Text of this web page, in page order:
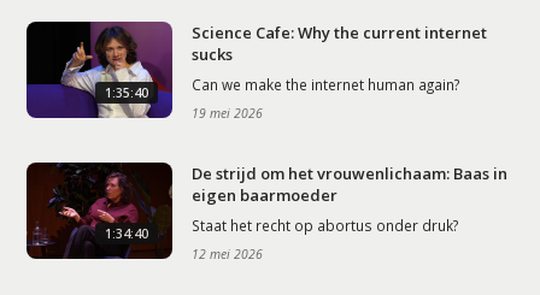
1:35:40
Science Cafe: Why the current internet
sucks
Can we make the internet human again?
19 mei 2026
1:34:40
De strijd om het vrouwenlichaam: Baas in
eigen baarmoeder
Staat het recht op abortus onder druk?
12 mei 2026